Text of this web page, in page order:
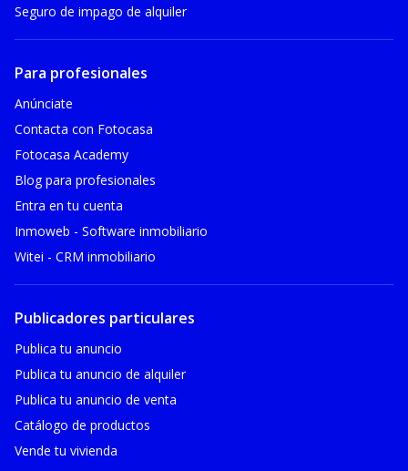
Seguro de impago de alquiler
Para profesionales
Anúnciate
Contacta con Fotocasa
Fotocasa Academy
Blog para profesionales
Entra en tu cuenta
Inmoweb - Software inmobiliario
Witei - CRM inmobiliario
Publicadores particulares
Publica tu anuncio
Publica tu anuncio de alquiler
Publica tu anuncio de venta
Catálogo de productos
Vende tu vivienda